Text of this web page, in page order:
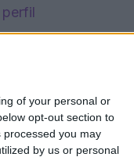
of your personal or
opt-out section to
you may
by us or personal